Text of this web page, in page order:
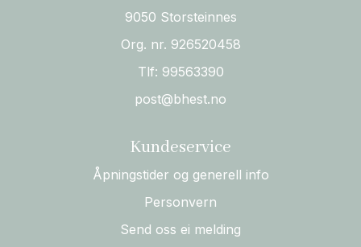
9050 Storsteinnes
Org. nr. 926520458
Tlf: 99563390
post@bhest.no
Kundeservice
Åpningstider og generell info
Personvern
Send oss ei melding